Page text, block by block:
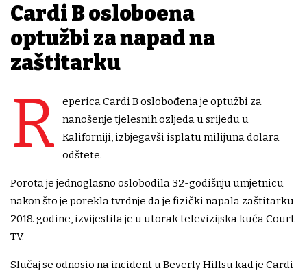
Cardi B oslobođena
optužbi za napad na
zaštitarku
R
eperica Cardi B oslobođena je optužbi za
nanošenje tjelesnih ozljeda u srijedu u
Kaliforniji, izbjegavši ​​isplatu milijuna dolara
odštete.
Porota je jednoglasno oslobodila 32-godišnju umjetnicu
nakon što je porekla tvrdnje da je fizički napala zaštitarku
2018. godine, izvijestila je u utorak televizijska kuća Court
TV.
Slučaj se odnosio na incident u Beverly Hillsu kad je Cardi